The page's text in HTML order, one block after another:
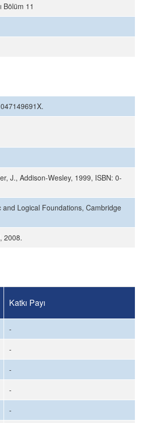
Bölüm 11
J., Addison-Wesley, 1999, ISBN: 0-
Logical Foundations, Cambridge
2008.
Katkı Payı
-
-
-
-
-